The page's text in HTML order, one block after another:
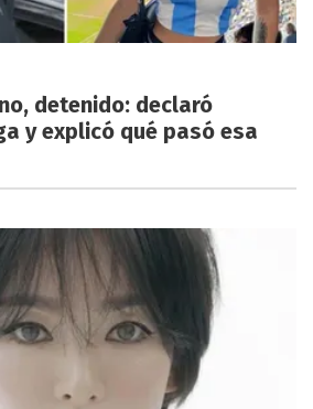
detenido: declaró
y explicó qué pasó esa